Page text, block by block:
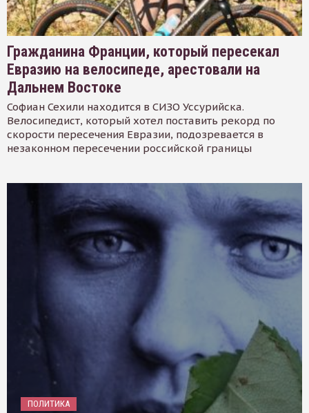
Гражданина Франции, который пересекал
Евразию на велосипеде, арестовали на
Дальнем Востоке
Софиан Сехили находится в СИЗО Уссурийска.
Велосипедист, который хотел поставить рекорд по
скорости пересечения Евразии, подозревается в
незаконном пересечении российской границы
ПОЛИТИКА